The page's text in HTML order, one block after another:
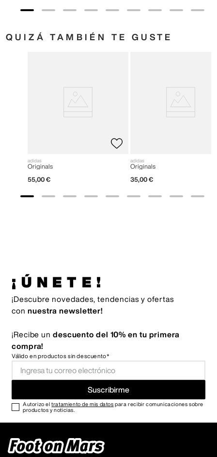
QUIZÁ TAMBIÉN TE GUSTE
adidas
Originals
55,00 €
adidas
Originals
35,00 €
¡ÚNETE!
¡Descubre novedades, tendencias y ofertas
con nuestra newsletter!
¡Recibe un descuento del 10% en tu primera
compra!
Válido en productos sin descuento*
Suscribirme
Autorizo eltratamiento de mis datos para recibir comunicaciones sobre
productos y noticias.